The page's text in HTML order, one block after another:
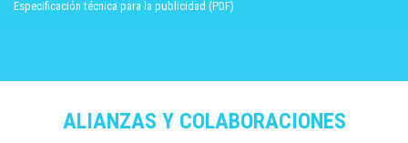
Especificación técnica para la publicidad (PDF)
ALIANZAS Y COLABORACIONES